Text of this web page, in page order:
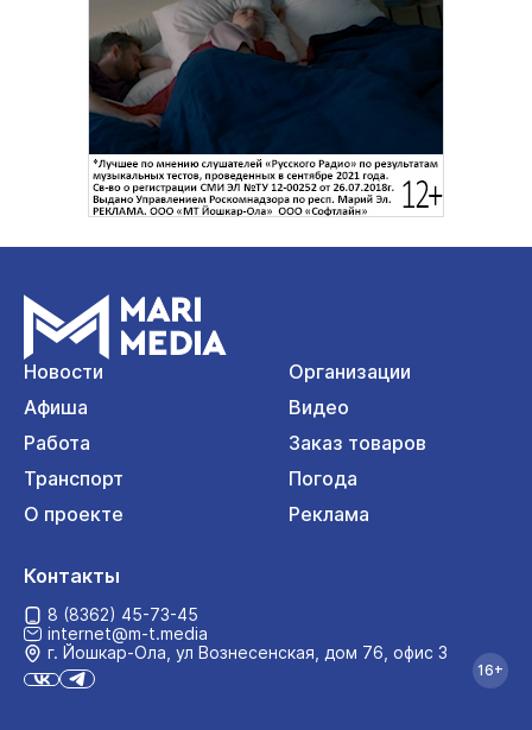
Новости
Организации
Афиша
Видео
Работа
Заказ товаров
Транспорт
Погода
О проекте
Реклама
Контакты
8 (8362) 45-73-45
internet@m-t.media
г. Йошкар‑Ола, ул Вознесенская, дом 76, офис 3
16+